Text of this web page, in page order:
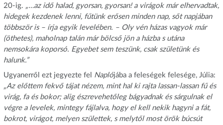
20-ig. „…az idő halad, gyorsan, gyorsan! a virágok már elhervadtak,
hidegek kezdenek lenni, fűtünk erősen minden nap, sőt napjában
többször is – írja egyik levelében. – Oly vén házas vagyok már
(öthetes), maholnap talán már bölcső jön a házba s utána
nemsokára koporsó. Egyebet sem teszünk, csak születünk és
halunk.”
Ugyanerről ezt jegyezte fel Naplójába a feleségek felesége, Júlia:
„Az előttem fekvő tájat nézem, mint hal ki rajta lassan-lassan fű és
virág, fa és bokor; alig észrevehetőleg bágyadnak és sárgulnak el
végre a levelek, mintegy fájlalva, hogy el kell nekik hagyni a fát,
bokrot, virágot, melyen születtek, s melytől most örök búcsút